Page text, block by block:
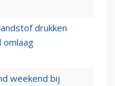
drukken
omlaag
weekend bij